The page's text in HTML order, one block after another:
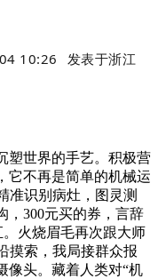
10:26 发表于浙江
世界的手艺。积极营
它不再是简单的机械运
准识别病灶，图灵测
，300元买的券，言辞
。火烧眉毛再次跟大师
摸索，我局接群众报
像头。藏着人类对“机